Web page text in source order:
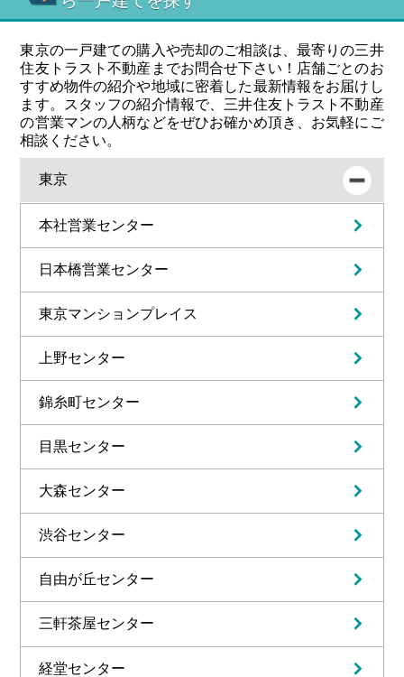
東京の一戸建ての購入や売却のご相談は、最寄りの三井
住友トラスト不動産までお問合せ下さい！店舗ごとのお
すすめ物件の紹介や地域に密着した最新情報をお届けし
ます。スタッフの紹介情報で、三井住友トラスト不動産
の営業マンの人柄などをぜひお確かめ頂き、お気軽にご
相談ください。
東京
本社営業センター
日本橋営業センター
東京マンションプレイス
上野センター
錦糸町センター
目黒センター
大森センター
渋谷センター
自由が丘センター
三軒茶屋センター
経堂センター